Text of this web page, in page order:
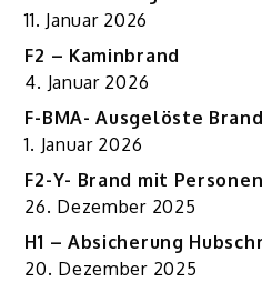
11. Januar 2026
F2 – Kaminbrand
4. Januar 2026
F-BMA- Ausgelöste
1. Januar 2026
F2-Y- Brand mit
26. Dezember 2025
H1 – Absicherung
20. Dezember 2025